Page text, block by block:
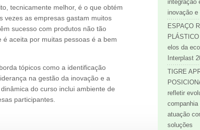
tecnicamente melhor, é o que obtém
vezes as empresas gastam muitos
sucesso com produtos não tão
aceita por muitas pessoas é a bem
tópicos como a identificação
na gestão da inovação e a
do curso inclui ambiente de
participantes.
integração
inovação
ESPAÇO
elos da
Interplast
TIGRE
refletir
atuação
soluções